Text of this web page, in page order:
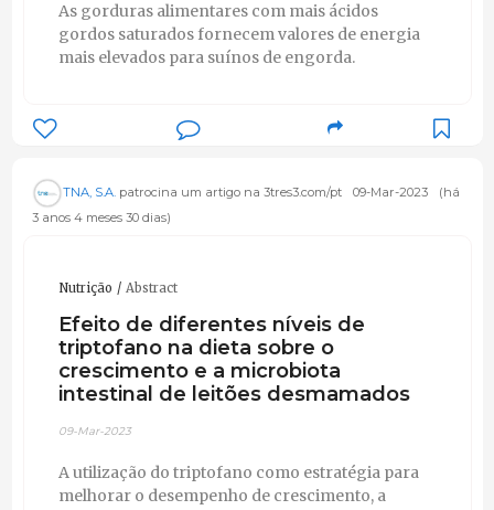
As gorduras alimentares com mais ácidos
gordos saturados fornecem valores de energia
mais elevados para suínos de engorda.
TNA, S.A.patrocina um artigo na 3tres3.com/pt 09-Mar-2023
(há
3 anos 4 meses 30 dias)
Nutrição Abstract
Efeito de diferentes níveis de
triptofano na dieta sobre o
crescimento e a microbiota
intestinal de leitões desmamados
09-Mar-2023
A utilização do triptofano como estratégia para
melhorar o desempenho de crescimento, a